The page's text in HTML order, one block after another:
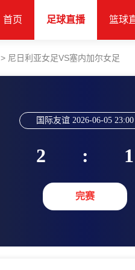
首页 足球直播 篮球
> 尼日利亚女足VS塞内加尔女足
国际友谊 2026-06-05 23:00
2 : 1
完赛